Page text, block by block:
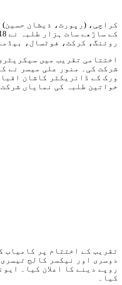
روئنگ، کرکٹ، فوٹسال،
اختتامی تقریب میں
شرکت کی۔ منور علی میسر نے
ورک کے ڈائریکٹر کاشان
خواتین طلبہ کی نمایاں شرکت
تقریب کے اختتام پر کامیاب
روپے دینے کا اعلان کیا۔
کیا۔